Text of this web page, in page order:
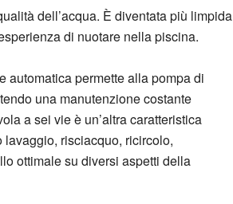
dell’acqua. È diventata più limpida
di nuotare nella piscina.
automatica permette alla pompa di
una manutenzione costante
a sei vie è un’altra caratteristica
risciacquo, ricircolo,
ottimale su diversi aspetti della